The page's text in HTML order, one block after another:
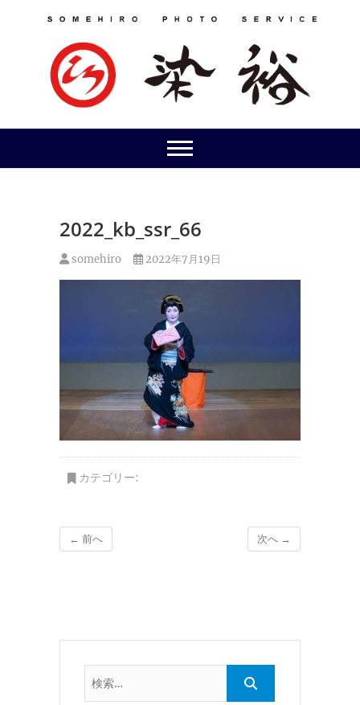
2022_kb_ssr_66
somehiro 2022年7月19日
カテゴリー:
← 前へ 次へ →